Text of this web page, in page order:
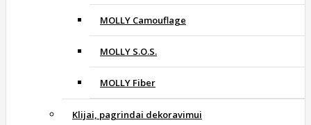
MOLLY Camouflage
MOLLY S.O.S.
MOLLY Fiber
Klijai, pagrindai dekoravimui